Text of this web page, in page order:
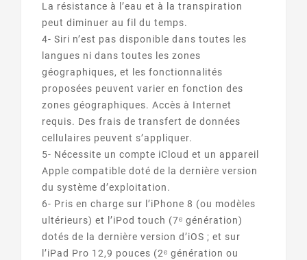
La résistance à l’eau et à la transpiration
peut diminuer au fil du temps.
4- Siri n’est pas disponible dans toutes les
langues ni dans toutes les zones
géographiques, et les fonctionnalités
proposées peuvent varier en fonction des
zones géographiques. Accès à Internet
requis. Des frais de transfert de données
cellulaires peuvent s’appliquer.
5- Nécessite un compte iCloud et un appareil
Apple compatible doté de la dernière version
du système d’exploitation.
6- Pris en charge sur l’iPhone 8 (ou modèles
ultérieurs) et l’iPod touch (7ᵉ génération)
dotés de la dernière version d’iOS ; et sur
l’iPad Pro 12,9 pouces (2ᵉ génération ou